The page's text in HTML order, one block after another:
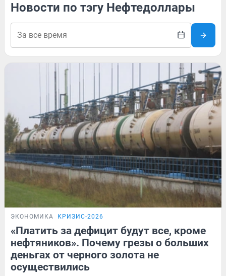
Новости по тэгу Нефтедоллары
ЭКОНОМИКА КРИЗИС-2026
«Платить за дефицит будут все, кроме
нефтяников». Почему грезы о больших
деньгах от черного золота не
осуществились